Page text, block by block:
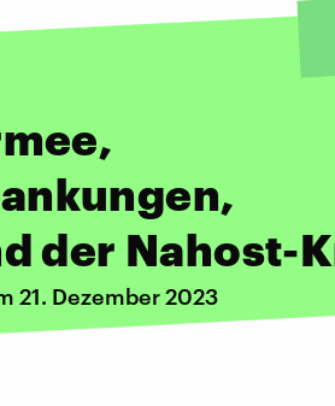
der Nahost-
21. Dezember 2023